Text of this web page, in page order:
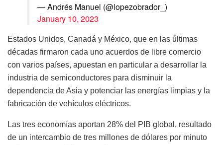
— Andrés Manuel (@lopezobrador_)
January 10, 2023
Estados Unidos, Canadá y México, que en las últimas
décadas firmaron cada uno acuerdos de libre comercio
con varios países, apuestan en particular a desarrollar la
industria de semiconductores para disminuir la
dependencia de Asia y potenciar las energías limpias y la
fabricación de vehículos eléctricos.
Las tres economías aportan 28% del PIB global, resultado
de un intercambio de tres millones de dólares por minuto